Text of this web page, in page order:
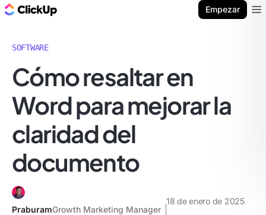
Empezar
SOFTWARE
Cómo resaltar en
Word para mejorar la
claridad del
documento
PraburamGrowth Marketing Manager
18 de enero de 2025